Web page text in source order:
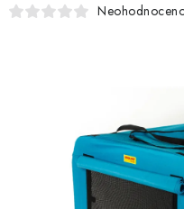
VĚRNOSTNÍ PROGRAM